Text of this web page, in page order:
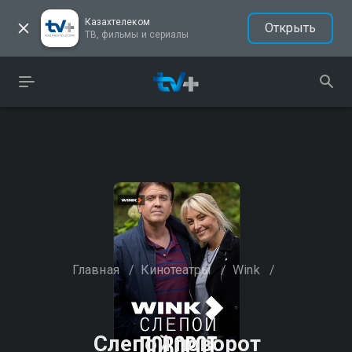
Казахтелеком
ТВ, фильмы и сериалы
Открыть
Главная / Кинотеатры / Wink /
Слепой поворот